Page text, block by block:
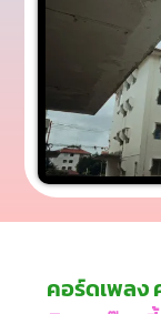
คอร์ดเพลง